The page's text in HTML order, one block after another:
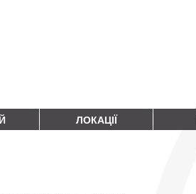
ЛОКАЦІЇ